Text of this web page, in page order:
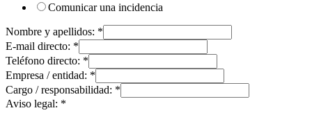
Comunicar una incidencia
Nombre y apellidos: *
E-mail directo: *
Teléfono directo: *
Empresa / entidad: *
Cargo / responsabilidad: *
Aviso legal: *